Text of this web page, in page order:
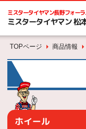
ミスタータイヤマン長野フォー
ミスタータイヤマン 松
TOPページ 商品情報
ホイール